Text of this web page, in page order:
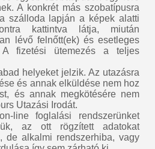
A konkrét más szobatípusra
szálloda lapján a képek alatti
kattintva látja, miután
lévő felnőtt(ek) és esetleges
A fizetési ütemezés a teljes
helyeket jelzik. Az utazásra
és annak elküldése nem hoz
és annak megkötésére nem
Utazási Irodát.
line foglalási rendszerünket
az ott rögzített adatokat
de alkalmi rendszerhiba, vagy